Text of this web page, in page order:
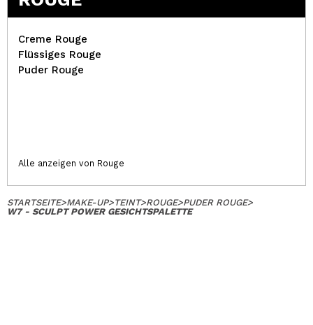
Creme Rouge
Flüssiges Rouge
Puder Rouge
Alle anzeigen von Rouge
STARTSEITE>MAKE-UP>TEINT>ROUGE>PUDER ROUGE>
W7 - SCULPT POWER GESICHTSPALETTE